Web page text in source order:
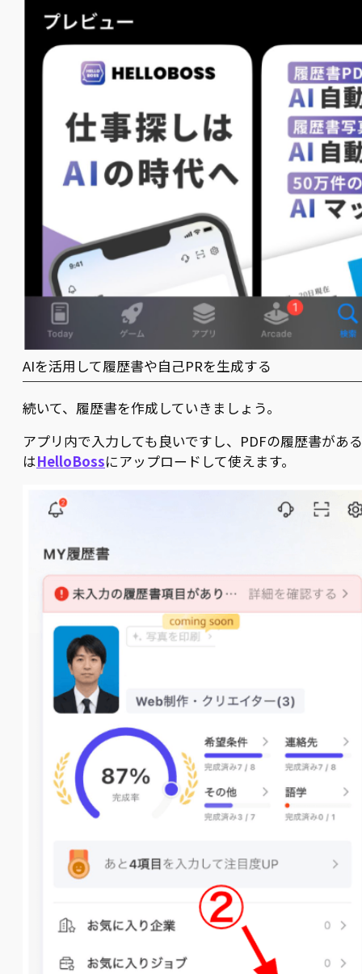
AIを活用して履歴書や自己PRを生成する
続いて、履歴書を作成していきましょう。
アプリ内で入力しても良いですし、PDFの履歴書があ
はHelloBossにアップロードして使えます。